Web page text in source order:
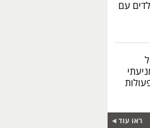
עם
ראו עוד